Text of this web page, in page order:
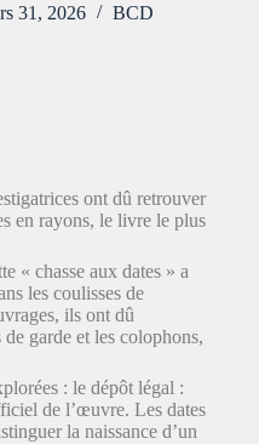
31, 2026 BCD
ont dû retrouver
en rayons, le livre le plus
« chasse aux dates » a
les coulisses de
ils ont dû
garde et les colophons,
: le dépôt légal :
de l’œuvre. Les dates
la naissance d’un